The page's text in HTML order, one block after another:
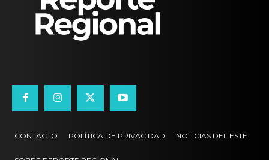
CONTACTO POLÍTICA DE PRIVACIDAD NOTICIAS DEL ESTE